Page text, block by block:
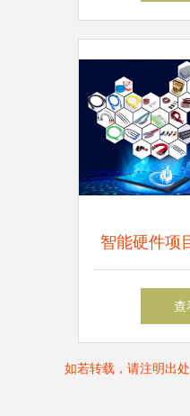
智能硬件项
技潮流与
查
如若转载，请注明出